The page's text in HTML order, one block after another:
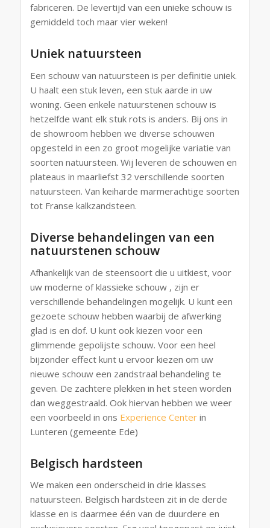
fabriceren. De levertijd van een unieke schouw is
gemiddeld toch maar vier weken!
Uniek natuursteen
Een schouw van natuursteen is per definitie uniek.
U haalt een stuk leven, een stuk aarde in uw
woning. Geen enkele natuurstenen schouw is
hetzelfde want elk stuk rots is anders. Bij ons in
de showroom hebben we diverse schouwen
opgesteld in een zo groot mogelijke variatie van
soorten natuursteen. Wij leveren de schouwen en
plateaus in maarliefst 32 verschillende soorten
natuursteen. Van keiharde marmerachtige soorten
tot Franse kalkzandsteen.
Diverse behandelingen van een
natuurstenen schouw
Afhankelijk van de steensoort die u uitkiest, voor
uw moderne of klassieke schouw , zijn er
verschillende behandelingen mogelijk. U kunt een
gezoete schouw hebben waarbij de afwerking
glad is en dof. U kunt ook kiezen voor een
glimmende gepolijste schouw. Voor een heel
bijzonder effect kunt u ervoor kiezen om uw
nieuwe schouw een zandstraal behandeling te
geven. De zachtere plekken in het steen worden
dan weggestraald. Ook hiervan hebben we weer
een voorbeeld in ons Experience Centerin
Lunteren (gemeente Ede)
Belgisch hardsteen
We maken een onderscheid in drie klasses
natuursteen. Belgisch hardsteen zit in de derde
klasse en is daarmee één van de duurdere en